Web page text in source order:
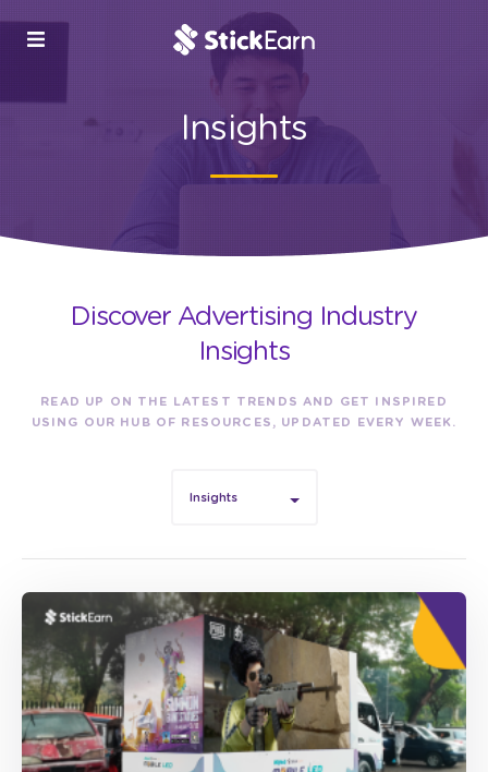
Insights
Discover Advertising Industry
Insights
READ UP ON THE LATEST TRENDS AND GET INSPIRED
USING OUR HUB OF RESOURCES, UPDATED EVERY WEEK.
Insights